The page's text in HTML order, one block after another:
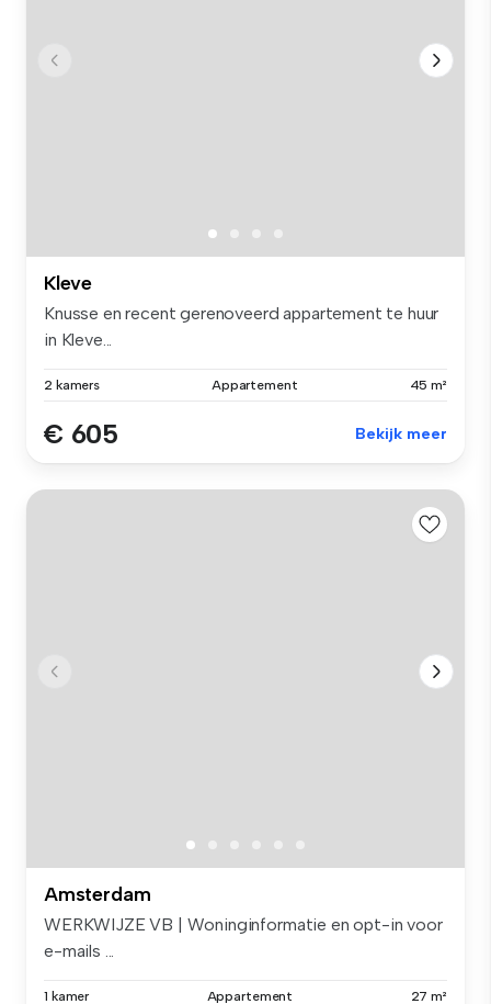
Kleve
Knusse en recent gerenoveerd appartement te huur
in Kleve...
2 kamers Appartement 45 m²
€ 605 Bekijk meer
Amsterdam
WERKWIJZE VB | Woninginformatie en opt-in voor
e-mails ...
1 kamer Appartement 27 m²